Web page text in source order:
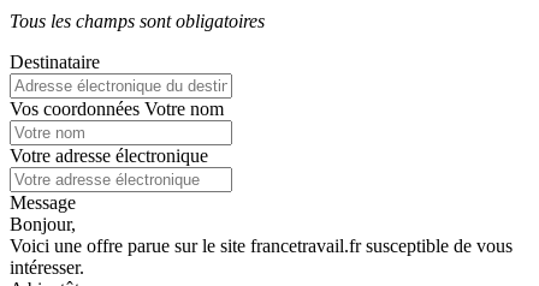
Tous les champs sont obligatoires
Destinataire
Vos coordonnées Votre nom
Votre adresse électronique
Message
Bonjour,
Voici une offre parue sur le site francetravail.fr susceptible de vous
intéresser.